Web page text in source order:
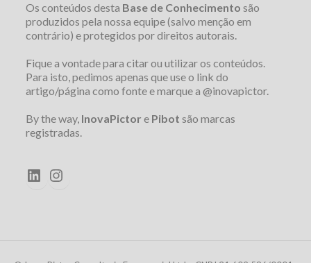
Os conteúdos desta Base de Conhecimento são
produzidos pela nossa equipe (salvo menção em
contrário) e protegidos por direitos autorais.
Fique a vontade para citar ou utilizar os conteúdos.
Para isto, pedimos apenas que use o link do
artigo/página como fonte e marque a @inovapictor.
By the way, InovaPictor e Pibot são marcas
registradas.
LinkedIn
Instagram